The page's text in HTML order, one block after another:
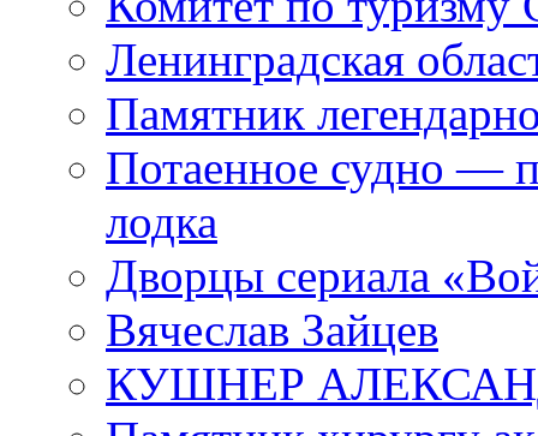
Ленинградская
Памятник
Потаенное судно —
лодка
Дворцы сериала
Вячеслав Зайцев
КУШНЕР